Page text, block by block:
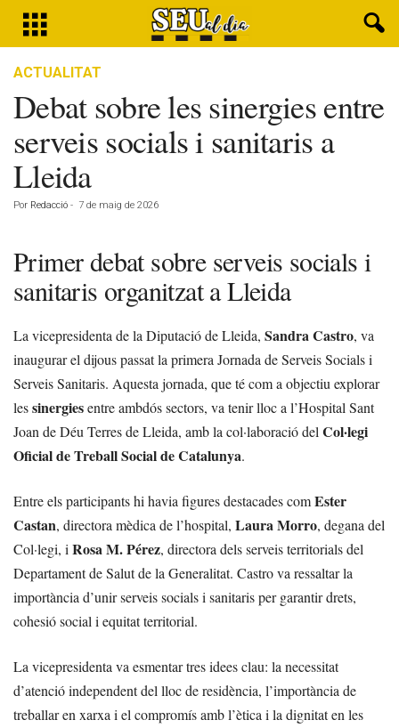
ACTUALITAT
Debat sobre les sinergies entre
serveis socials i sanitaris a
Lleida
Por Redacció - 7 de maig de 2026
Primer debat sobre serveis socials i
sanitaris organitzat a Lleida
La vicepresidenta de la Diputació de Lleida, Sandra Castro, va
inaugurar el dijous passat la primera Jornada de Serveis Socials i
Serveis Sanitaris. Aquesta jornada, que té com a objectiu explorar
lessinergiesentre ambdós sectors, va tenir lloc a l’Hospital Sant
Joan de Déu Terres de Lleida, amb la col·laboració del Col·legi
Oficial de Treball Social de Catalunya.
Entre els participants hi havia figures destacades comEster
Castan, directora mèdica de l’hospital, Laura Morro, degana del
Col·legi, i Rosa M. Pérez, directora dels serveis territorials del
Departament de Salut de la Generalitat. Castro va ressaltar la
importància d’unir serveis socials i sanitaris per garantir drets,
cohesió social i equitat territorial.
La vicepresidenta va esmentar tres idees clau: la necessitat
d’atenció independent del lloc de residència, l’importància de
treballar en xarxa i el compromís amb l’ètica i la dignitat en les